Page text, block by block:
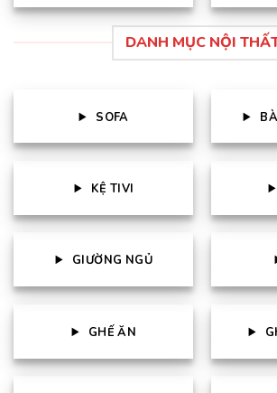
DANH MỤC NỘI
SOFA
KỆ TIVI
GIƯỜNG NGỦ
GHẾ ĂN